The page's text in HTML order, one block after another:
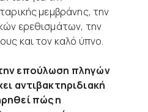
μεμβράνης, την
ερεθισμάτων, την
και τον καλό ύπνο.
επούλωση πληγών
αντιβακτηριδιακή
πώς η